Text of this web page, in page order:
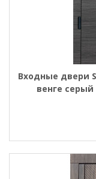
Входные двери
венге